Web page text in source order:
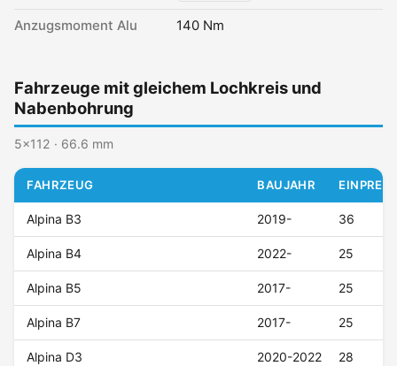
Anzugsmoment Alu 140 Nm
Fahrzeuge mit gleichem Lochkreis und
Nabenbohrung
5x112 · 66.6 mm
FAHRZEUG BAUJAHR
Alpina B3 2019- 36
Alpina B4 2022- 25
Alpina B5 2017- 25
Alpina B7 2017- 25
Alpina D3 2020-2022 28